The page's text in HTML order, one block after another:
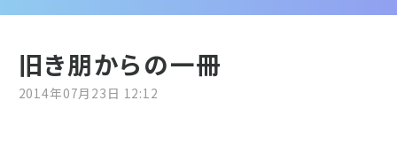
旧き朋からの一冊
2014年07月23日 12:12